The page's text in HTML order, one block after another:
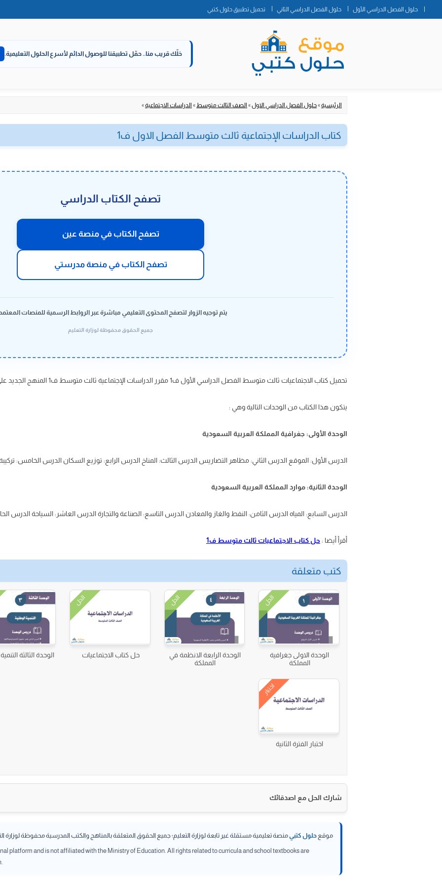
حلول الفصل الدراسي الأول حلول الفصل الدراسي الثاني تحميل تطبيق حلول كتبي
خلّك قريب منا.. حمّل تطبيقنا للوصول الدائم لأسرع الحلول التعليمية.
الرئيسية»حلول الفصل الدراسي الاول» الصف الثالث متوسط» الدراسات الاجتماعية»
كتاب الدراسات الإجتماعية ثالث متوسط الفصل الاول ف1
تصفح الكتاب الدراسي
تصفح الكتاب في منصة عين
تصفح الكتاب في منصة مدرستي
يتم توجيه الزوار لتصفح المحتوى التعليمي مباشرة عبر الروابط الرسمية للمنصات
جميع الحقوق محفوظة لوزارة التعليم
تحميل كتاب الاجتماعيات ثالث متوسط الفصل الدراسي الأول ف1 مقرر الدراسات الإجتماعية ثالث متوسط ف1 المنهج الجديد على حلول كتبي
يتكون هذا الكتاب من الوحدات التالية وهي :
الوحدة الأولى: جغرافية المملكة العربية السعودية
الدرس الأول: الموقع الدرس الثاني: مظاهر التضاريس الدرس الثالث: المناخ الدرس الرابع: توزيع السكان الدرس الخامس:
الوحدة الثانية: موارد المملكة العربية السعودية
الدرس السابع: المياه الدرس الثامن: النفط والغاز والمعادن الدرس التاسع: الصناعة والتجارة الدرس العاشر: السياحة الدرس
أقرأ أيضا : حل كتاب الاجتماعيات ثالث متوسط ف1
كتب متعلقة
الحل
الوحدة الاولى جغرافية
المملكة
الحل
الوحدة الرابعة الانظمة في
المملكة
الحل
حل كتاب الاجتماعيات الوحدة الثالثة
اختبار
اختبار الفترة الثانية
شارك الحل مع اصدقائك
موقع حلول كتبي منصة تعليمية مستقلة غير تابعة لوزارة التعليم؛ جميع الحقوق المتعلقة بالمناهج والكتب المدرسية محفوظة لوزارة
platform and is not affiliated with the Ministry of Education. All rights related to curricula and school textbooks are